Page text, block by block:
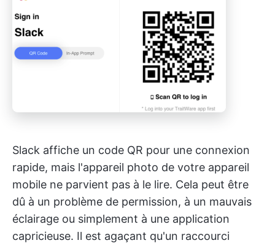
Slack affiche un code QR pour une connexion
rapide, mais l'appareil photo de votre appareil
mobile ne parvient pas à le lire. Cela peut être
dû à un problème de permission, à un mauvais
éclairage ou simplement à une application
capricieuse. Il est agaçant qu'un raccourci